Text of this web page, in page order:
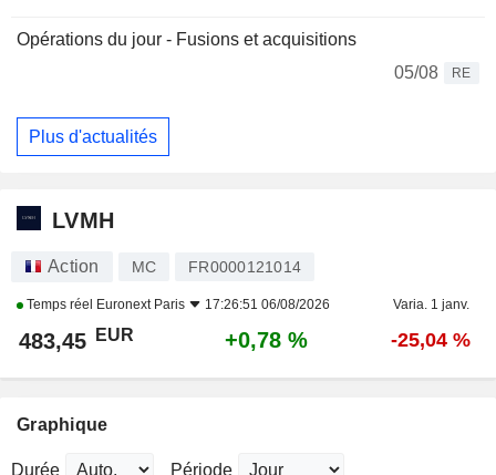
Opérations du jour - Fusions et acquisitions
05/08
RE
Plus d'actualités
LVMH
Action MC FR0000121014
Temps réel Euronext Paris 17:26:51 06/08/2026 Varia. 1 janv.
483,45 EUR +0,78 % -25,04 %
Graphique
Durée Période